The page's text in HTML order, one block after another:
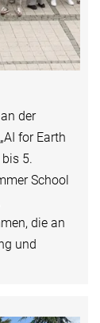
der
„AI for Earth
5.
School
die an
und